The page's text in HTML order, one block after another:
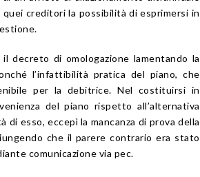
creditori la possibilità di esprimersi in
decreto di omologazione lamentando la
l’infattibilità pratica del piano, che
per la debitrice. Nel costituirsi in
del piano rispetto all’alternativa
esso, eccepì la mancanza di prova della
che il parere contrario era stato
comunicazione via pec.